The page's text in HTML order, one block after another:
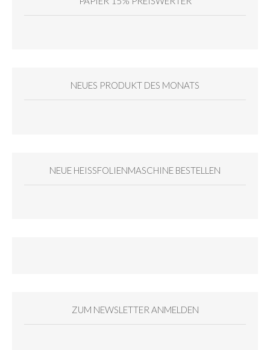
NEUES PRODUKT DES MONATS
NEUE HEISSFOLIENMASCHINE BESTELLEN
ZUM NEWSLETTER ANMELDEN